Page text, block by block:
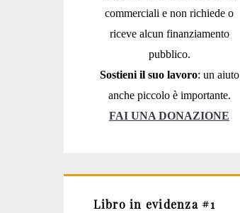
commerciali e non richiede o
riceve alcun finanziamento
pubblico.
Sostieni il suo lavoro: un aiuto
anche piccolo è importante.
FAI UNA DONAZIONE
Libro in evidenza #1